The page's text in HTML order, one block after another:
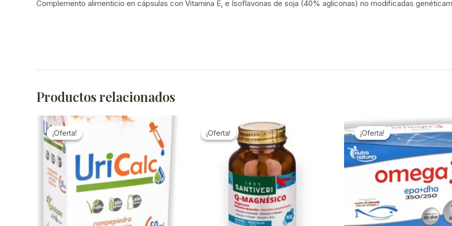
Complemento alimenticio en cápsulas con Vitamina E, e Isoflavonas de soja (40% agliconas) no modificadas
Productos relacionados
¡Oferta!
¡Oferta! ¡Oferta!
¡Oferta! ¡Oferta!
¡Oferta!